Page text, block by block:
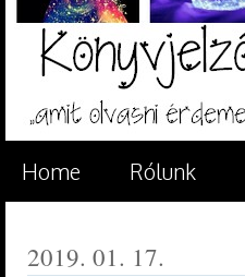
Home Rólunk
2019. 01. 17.